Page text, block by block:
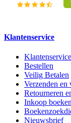
Klantenservice
Klantenservice
Bestellen
Veilig Betalen
Verzenden en
Retourneren
Inkoop boeken
Nieuwsbrief